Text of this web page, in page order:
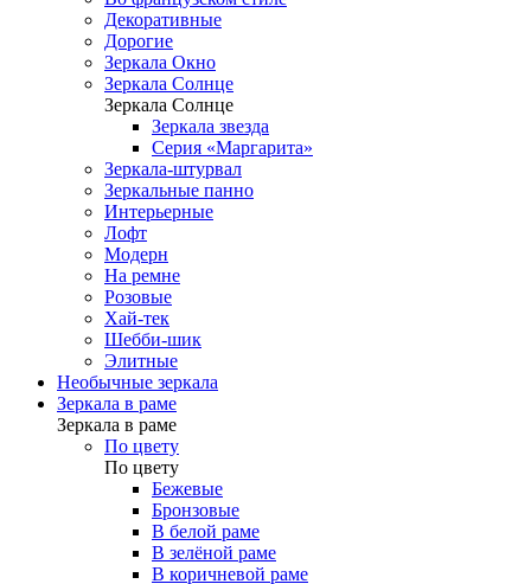
Декоративные
Дорогие
Зеркала Окно
Зеркала Солнце
Зеркала Солнце
Зеркала звезда
Серия «Маргарита»
Зеркала-штурвал
Зеркальные панно
Интерьерные
Лофт
Модерн
На ремне
Розовые
Хай-тек
Шебби-шик
Элитные
Необычные зеркала
Зеркала в раме
Зеркала в раме
По цвету
По цвету
Бежевые
Бронзовые
В белой раме
В зелёной раме
В коричневой раме